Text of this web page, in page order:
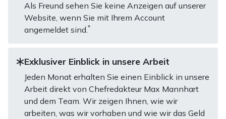
Als Freund sehen Sie keine Anzeigen auf unserer
Website, wenn Sie mit Ihrem Account
angemeldet sind.*
Exklusiver Einblick in unsere Arbeit
Jeden Monat erhalten Sie einen Einblick in unsere
Arbeit direkt von Chefredakteur Max Mannhart
und dem Team. Wir zeigen Ihnen, wie wir
arbeiten, was wir vorhaben und wie wir das Geld